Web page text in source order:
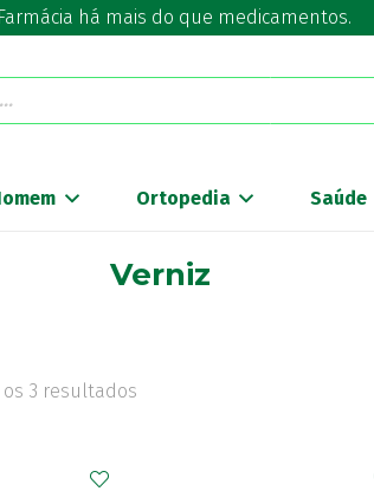
há mais do que medicamentos.
Ortopedia Saúde
Verniz
3 resultados